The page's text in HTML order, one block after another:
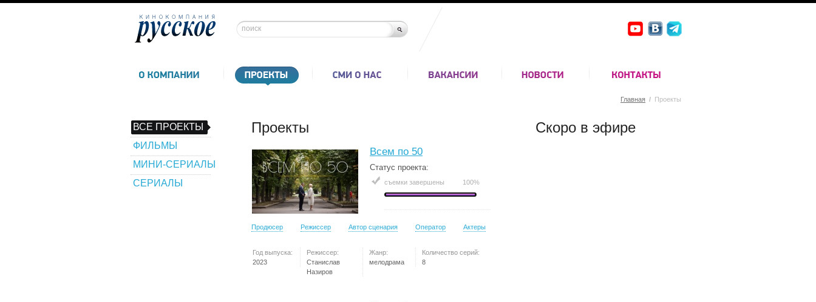
Главная / Проекты
ВСЕ ПРОЕКТЫ
ФИЛЬМЫ
МИНИ-СЕРИАЛЫ
СЕРИАЛЫ
Проекты
Всем по 50
Статус проекта:
съемки завершены 100%
Продюсер Режиссер Автор сценария Оператор Актеры
Год выпуска:
2023
Режиссер:
Станислав
Назиров
Жанр:
мелодрама
Количество серий:
8
Скоро в эфире